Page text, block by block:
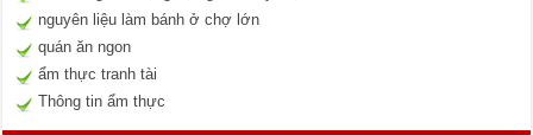
nguyên liệu làm bánh ở chợ lớn
quán ăn ngon
ẩm thực tranh tài
Thông tin ẩm thực